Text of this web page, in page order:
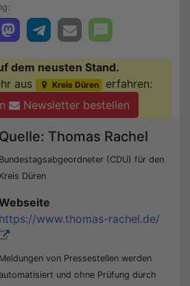
dem neusten Stand.
aus
Kreis Düren erfahren:
Newsletter bestellen
Quelle: Thomas Rachel
Bundestagsabgeordneter (CDU) für den
Kreis Düren
https://www.thomas-rachel.de/
Meldungen von Pressestellen werden
und ohne Prüfung durch